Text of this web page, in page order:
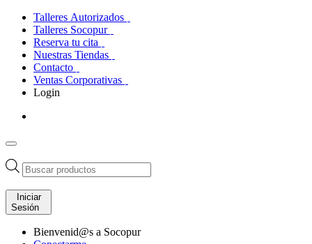
Talleres Autorizados
Talleres Socopur
Reserva tu cita
Nuestras Tiendas
Contacto
Ventas Corporativas
Login
Búsqueda
de
productos
Iniciar
Sesión
Bienvenid@s a Socopur